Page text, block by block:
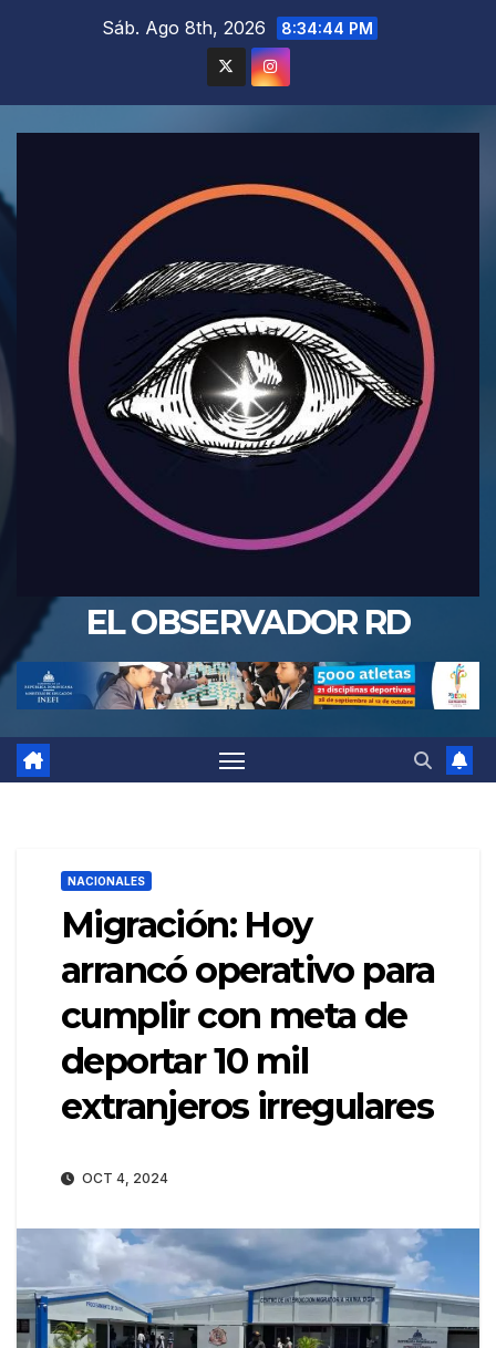
Sáb. Ago 8th, 2026 8:34:46 PM
EL OBSERVADOR RD
NACIONALES
Migración: Hoy
arrancó operativo para
cumplir con meta de
deportar 10 mil
extranjeros irregulares
OCT 4, 2024